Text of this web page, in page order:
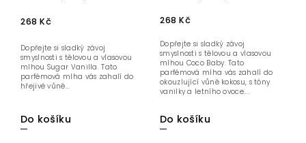
268 Kč
Do košíku
Dopřejte si sladký závoj
smyslnosti s tělovou a vlasovou
mlhou Sugar Vanilla. Tato
parfémová mlha vás zahalí do
hřejivé vůně...
268 Kč
Do košíku
Dopřejte si sladký závoj
smyslnosti s tělovou a vlasovou
mlhou Coco Baby. Tato
parfémová mlha vás zahalí do
okouzlující vůně kokosu, s tóny
vanilky a letního ovoce....